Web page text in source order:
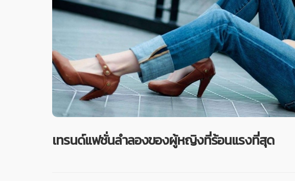
เทรนด์แฟชั่นลำลองของผู้หญิงที่ร้อนแรงที่สุด